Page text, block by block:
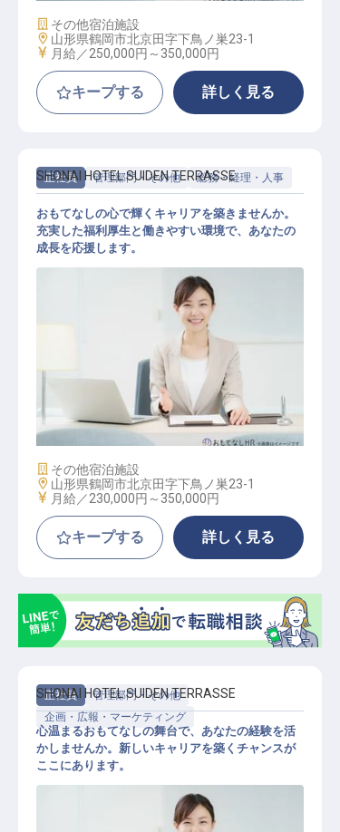
施設業態
その他宿泊施設
勤務地
山形県鶴岡市北京田字下鳥ノ巣23-1
給与
月給／250,000円～ 350,000円
キープする 詳しく見る
正社員 管理部門・その他 総務・経理・人事
経理 / 総務 / 労務
SHONAI HOTEL SUIDEN TERRASSE
おもてなしの心で輝くキャリアを築きませんか。
充実した福利厚生と働きやすい環境で、あなたの
成長を応援します。
施設業態
その他宿泊施設
勤務地
山形県鶴岡市北京田字下鳥ノ巣23-1
給与
月給／230,000円～ 350,000円
キープする 詳しく見る
正社員
管理部門・その他
企画・広報・マーケティング
SHONAI HOTEL SUIDEN TERRASSE
心温まるおもてなしの舞台で、あなたの経験を活
かしませんか。新しいキャリアを築くチャンスが
ここにあります。